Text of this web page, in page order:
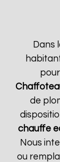
Dans
de
chauffe
Nous
ou